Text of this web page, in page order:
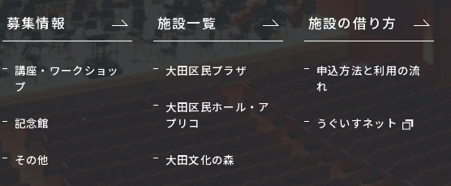
募集情報
講座・ワークショッ
プ
記念館
その他
施設一覧
大田区民プラザ
大田区民ホール・ア
プリコ
大田文化の森
施設の借り方
申込方法と利用の流
れ
うぐいすネット